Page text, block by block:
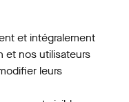
et intégralement
et nos utilisateurs
leurs